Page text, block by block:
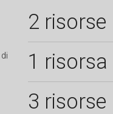
2 risorse
di 1 risorsa
3 risorse